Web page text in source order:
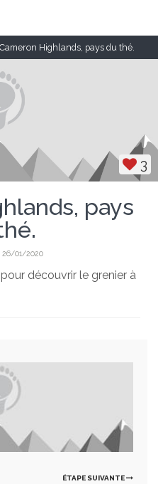
Cameron Highlands, pays du thé.
3
pays
26/01/2020
découvrir le grenier à
ÉTAPE SUIVANTE